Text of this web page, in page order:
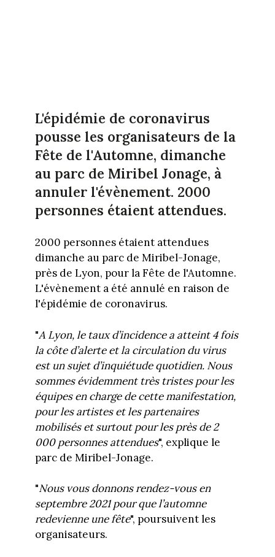
L'épidémie de coronavirus
pousse les organisateurs de la
Fête de l'Automne, dimanche
au parc de Miribel Jonage, à
annuler l'évènement. 2000
personnes étaient attendues.
2000 personnes étaient attendues
dimanche au parc de Miribel-Jonage,
près de Lyon, pour la Fête de l'Automne.
L'évènement a été annulé en raison de
l'épidémie de coronavirus.
"A Lyon, le taux d’incidence a atteint 4 fois
la côte d’alerte et la circulation du virus
est un sujet d’inquiétude quotidien. Nous
sommes évidemment très tristes pour les
équipes en charge de cette manifestation,
pour les artistes et les partenaires
mobilisés et surtout pour les près de 2
000 personnes attendues", explique le
parc de Miribel-Jonage.
"Nous vous donnons rendez-vous en
septembre 2021 pour que l’automne
redevienne une fête", poursuivent les
organisateurs.